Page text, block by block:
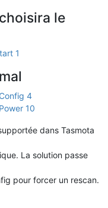
le
1
4
10
dans Tasmota
La solution passe
pour forcer un rescan.